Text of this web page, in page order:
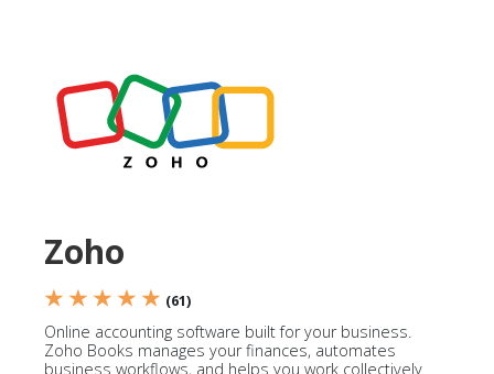
Zoho
★ ★ ★ ★ ★ (61)
Online accounting software built for your business.
Zoho Books manages your finances, automates
business workflows, and helps you work collectively